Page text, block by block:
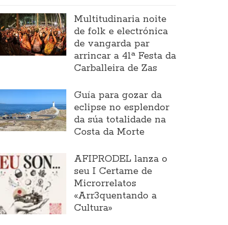
Multitudinaria noite
de folk e electrónica
de vangarda par
arrincar a 41ª Festa da
Carballeira de Zas
Guía para gozar da
eclipse no esplendor
da súa totalidade na
Costa da Morte
AFIPRODEL lanza o
seu I Certame de
Microrrelatos
«Arr3quentando a
Cultura»